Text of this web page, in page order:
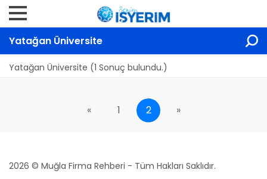
Yatağan Üniversite
Yatağan Üniversite (1 Sonuç bulundu.)
« 1 2 »
2026 © Muğla Firma Rehberi - Tüm Hakları Saklıdır.